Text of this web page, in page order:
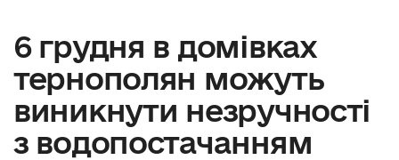
6 грудня в домівках
тернополян можуть
виникнути незручності
з водопостачанням